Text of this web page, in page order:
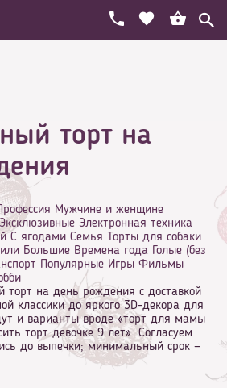
на день рождения
торт на
Мужчине и женщине
Эксклюзивные Электронная техника
С ягодами Семья Торты для собаки
Большие Времена года Голые (без
Популярные Игры Фильмы
торт на день рождения с доставкой
классики до яркого 3D-декора для
и варианты вроде «торт для мамы
торт девочке 9 лет». Согласуем
до выпечки; минимальный срок —